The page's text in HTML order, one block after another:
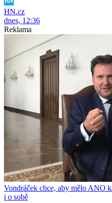
HN.cz
dnes, 12:36
Reklama
Vondráček chce, aby mělo ANO
i o sobě